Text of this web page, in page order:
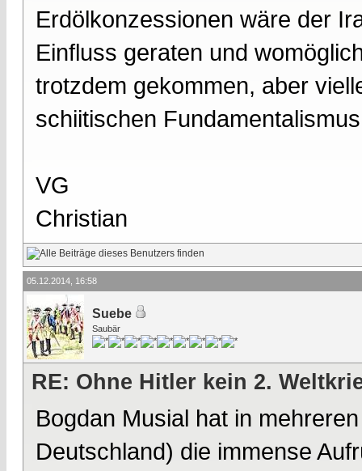
Erdölkonzessionen wäre der
Einfluss geraten und
trotzdem gekommen, aber
schiitischen
VG
Christian
05.12.2014, 16:58
Suebe
Saubär
RE: Ohne Hitler kein 2.
Bogdan Musial hat in
Deutschland) die immense